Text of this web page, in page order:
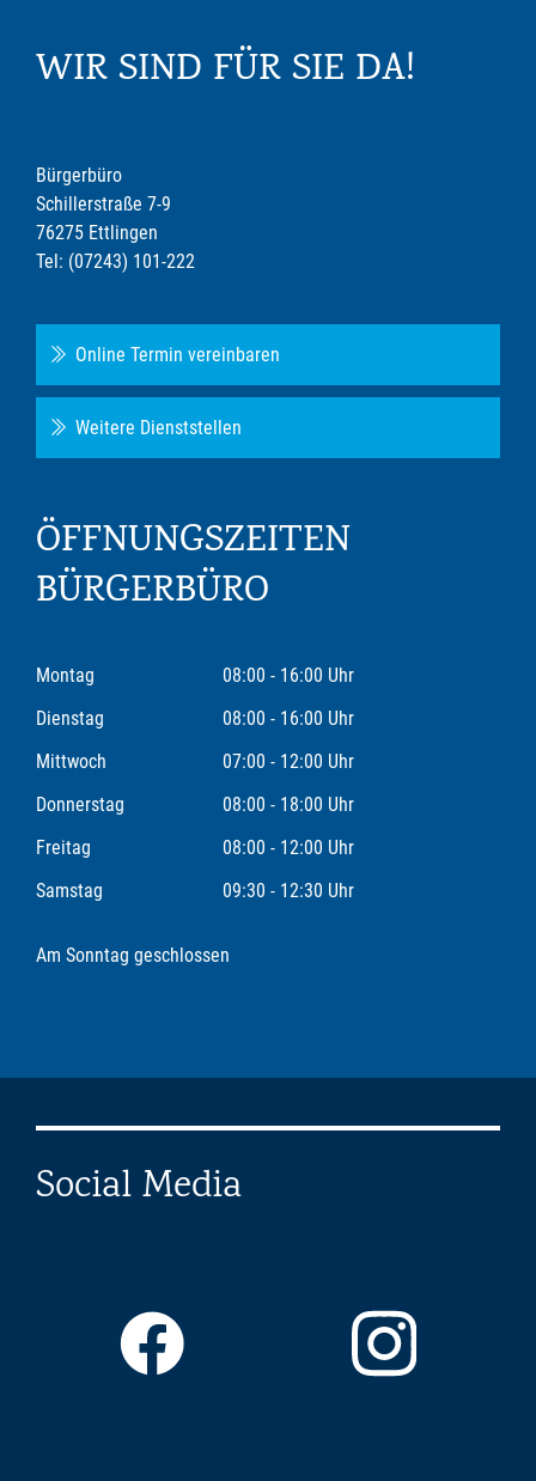
WIR SIND FÜR SIE DA!
Bürgerbüro
Schillerstraße 7-9
76275 Ettlingen
Tel: (07243) 101-222
Online Termin vereinbaren
Weitere Dienststellen
ÖFFNUNGSZEITEN
BÜRGERBÜRO
Montag
08:00 - 16:00 Uhr
Dienstag
08:00 - 16:00 Uhr
Mittwoch
07:00 - 12:00 Uhr
Donnerstag
08:00 - 18:00 Uhr
Freitag
08:00 - 12:00 Uhr
Samstag
09:30 - 12:30 Uhr
Am Sonntag geschlossen
Social Media